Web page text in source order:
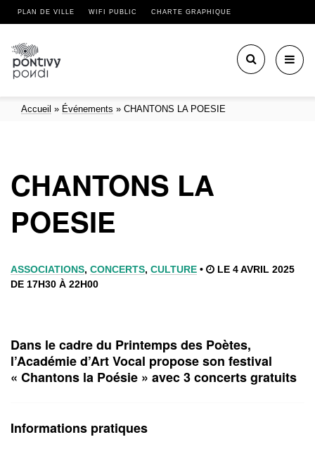
PLAN DE VILLE WIFI PUBLIC CHARTE GRAPHIQUE
Accueil » Événements » CHANTONS LA POESIE
CHANTONS LA
POESIE
ASSOCIATIONS, CONCERTS, CULTURE •
LE 4 AVRIL 2025
DE 17H30 À 22H00
Dans le cadre du Printemps des Poètes,
l’Académie d’Art Vocal propose son festival
« Chantons la Poésie » avec 3 concerts gratuits
Informations pratiques